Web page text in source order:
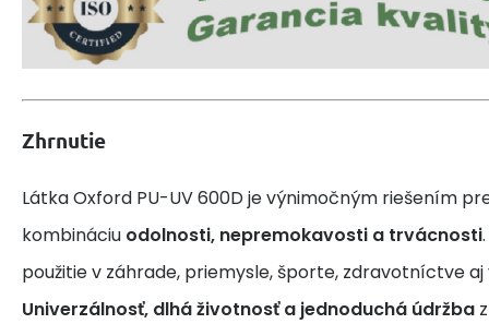
Zhrnutie
Látka Oxford PU-UV 600D je výnimočným riešením
kombináciu odolnosti, nepremokavosti a trvácnosti
použitie v záhrade, priemysle, športe, zdravotníctve
Univerzálnosť, dlhá životnosť a jednoduchá údržba